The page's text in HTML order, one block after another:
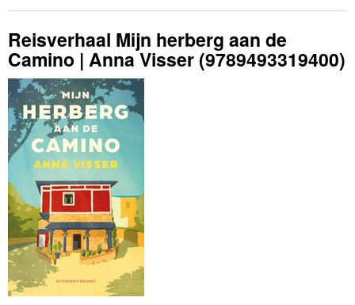
Reisverhaal Mijn herberg aan de
Camino | Anna Visser (9789493319400)